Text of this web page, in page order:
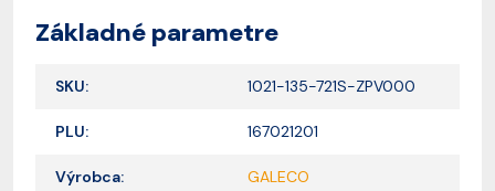
Základné parametre
SKU: 1021-135-721S-ZPV000
PLU: 167021201
Výrobca: GALECO